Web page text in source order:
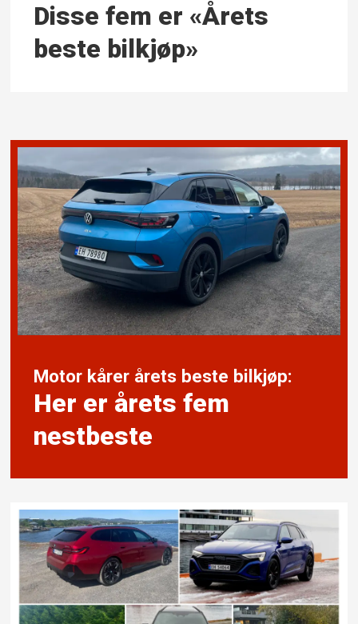
Disse fem er «Årets
beste bilkjøp»
Motor kårer årets beste bilkjøp:
Her er årets fem
nestbeste